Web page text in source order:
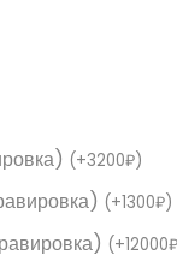
(+3200₽)
(+1300₽)
(+12000₽